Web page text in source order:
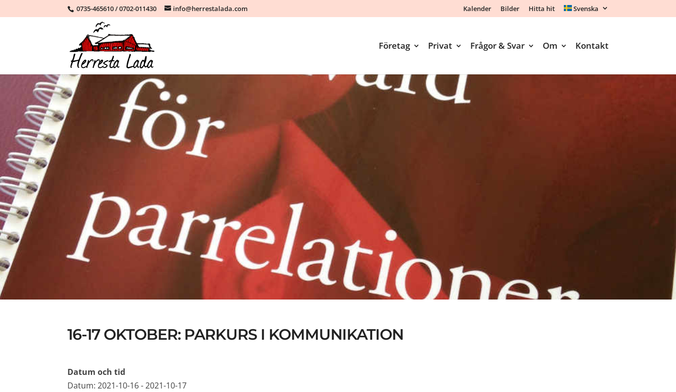
0735-465610/0702-011430 info@herrestalada.com Kalender Bilder Hitta hit Svenska
Företag Privat Frågor & Svar Om Kontakt
16-17 OKTOBER: PARKURS I KOMMUNIKATION
Datum och tid
Datum: 2021-10-16 - 2021-10-17